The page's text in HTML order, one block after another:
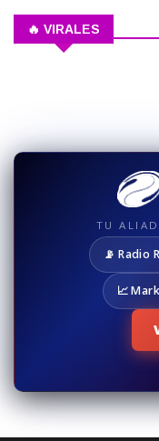
🔥 VIRALES
TU
📡 Radio
📈